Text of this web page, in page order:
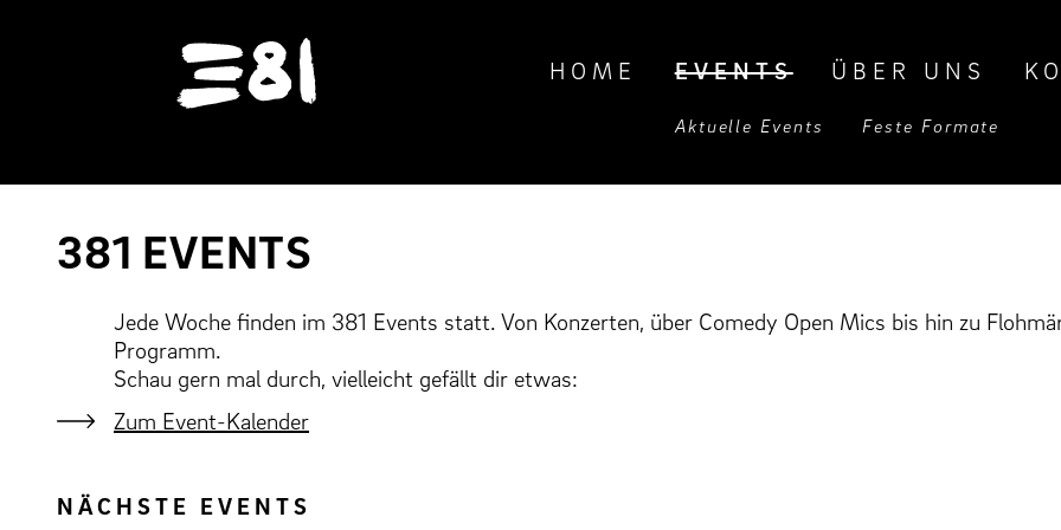
Startseite
NAVIGATION
HOME EVENTS
Aktuelle Events Feste Formate
ÜBER UNS
381 EVENTS
Jede Woche finden im 381 Events statt. Von Konzerten, über Comedy Open Mics bis hin zu
Programm.
Schau gern mal durch, vielleicht gefällt dir etwas:
Zum Event-Kalender
NÄCHSTE EVENTS